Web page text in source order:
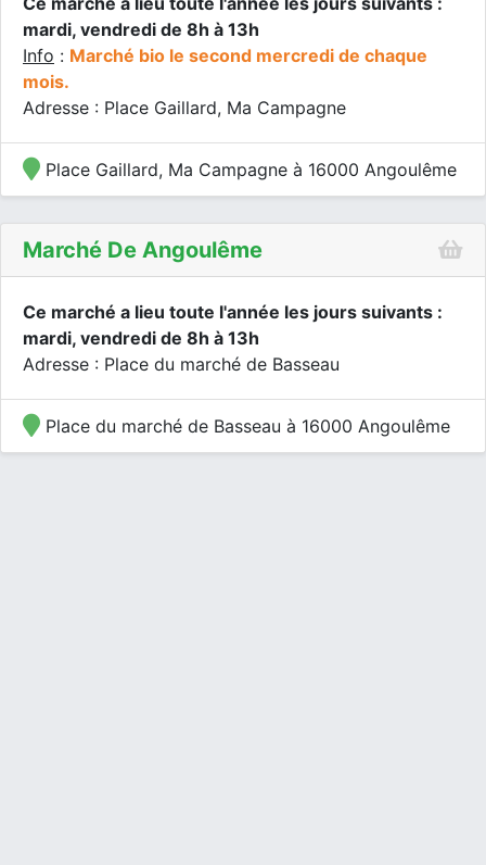
mardi, vendredi de 8h à 13h
Info : Marché bio le second mercredi de chaque
mois.
Adresse : Place Gaillard, Ma Campagne
Place Gaillard, Ma Campagne à 16000 Angoulême
Marché De Angoulême
Ce marché a lieu toute l'année les jours suivants :
mardi, vendredi de 8h à 13h
Adresse : Place du marché de Basseau
Place du marché de Basseau à 16000 Angoulême